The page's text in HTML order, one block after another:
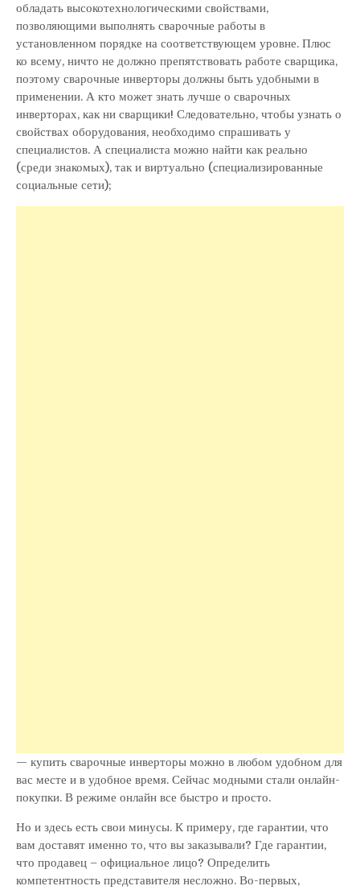
обладать высокотехнологическими свойствами,
позволяющими выполнять сварочные работы в
установленном порядке на соответствующем уровне. Плюс
ко всему, ничто не должно препятствовать работе сварщика,
поэтому сварочные инверторы должны быть удобными в
применении. А кто может знать лучше о сварочных
инверторах, как ни сварщики! Следовательно, чтобы узнать о
свойствах оборудования, необходимо спрашивать у
специалистов. А специалиста можно найти как реально
(среди знакомых), так и виртуально (специализированные
социальные сети);
— купить сварочные инверторы можно в любом удобном для
вас месте и в удобное время. Сейчас модными стали онлайн-
покупки. В режиме онлайн все быстро и просто.
Но и здесь есть свои минусы. К примеру, где гарантии, что
вам доставят именно то, что вы заказывали? Где гарантии,
что продавец – официальное лицо? Определить
компетентность представителя несложно. Во-первых,